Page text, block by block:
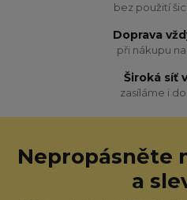
bez použití
Doprava
při nákupu
Široká síť
zasíláme i
Nepropásněte
a